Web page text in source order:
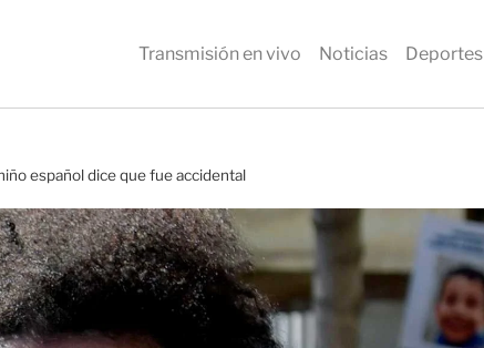
Transmisión en vivo Noticias Deportes
español dice que fue accidental